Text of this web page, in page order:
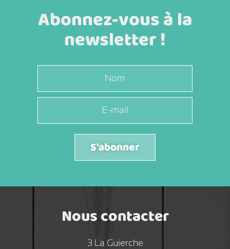
Abonnez-vous à la
newsletter !
S'abonner
Nous contacter
3 La Guierche